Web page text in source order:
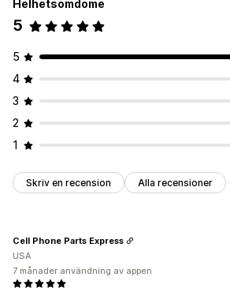
Villkorlig logik Anpassade utlösare
Anpassade arbetsflöden
Helhetsomdöme
5
5
4
3
2
1
Skriv en recension Alla recensioner
Cell Phone Parts Express
USA
7 månader användning av appen